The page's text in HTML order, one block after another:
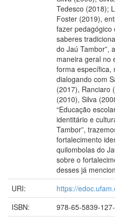
Tedesco (2018);
Foster (2019),
fazer pedagógico
saberes
do Jaú Tambor”,
maneira geral no
forma específica,
dialogando com
(2017), Ranciaro
(2010), Silva
“Educação
identitário e
Tambor”,
fortalecimento
quilombolas do
sobre o
desses já
URI:
https://
ISBN:
978-65-5839-